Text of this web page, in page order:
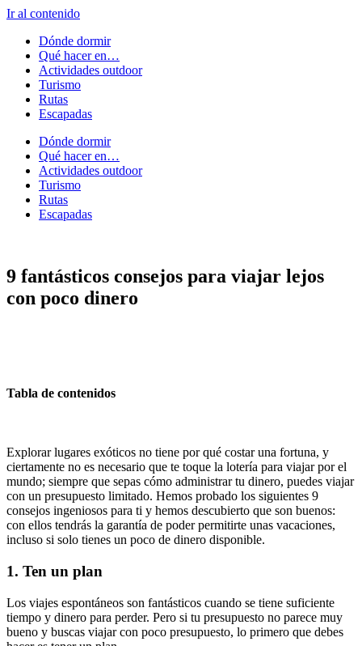
Ir al contenido
Dónde dormir
Qué hacer en…
Actividades outdoor
Turismo
Rutas
Escapadas
Dónde dormir
Qué hacer en…
Actividades outdoor
Turismo
Rutas
Escapadas
9 fantásticos consejos para viajar lejos
con poco dinero
Tabla de contenidos
Explorar lugares exóticos no tiene por qué costar una fortuna, y
ciertamente no es necesario que te toque la lotería para viajar por el
mundo; siempre que sepas cómo administrar tu dinero, puedes viajar
con un presupuesto limitado. Hemos probado los siguientes 9
consejos ingeniosos para ti y hemos descubierto que son buenos:
con ellos tendrás la garantía de poder permitirte unas vacaciones,
incluso si solo tienes un poco de dinero disponible.
1. Ten un plan
Los viajes espontáneos son fantásticos cuando se tiene suficiente
tiempo y dinero para perder. Pero si tu presupuesto no parece muy
bueno y buscas viajar con poco presupuesto, lo primero que debes